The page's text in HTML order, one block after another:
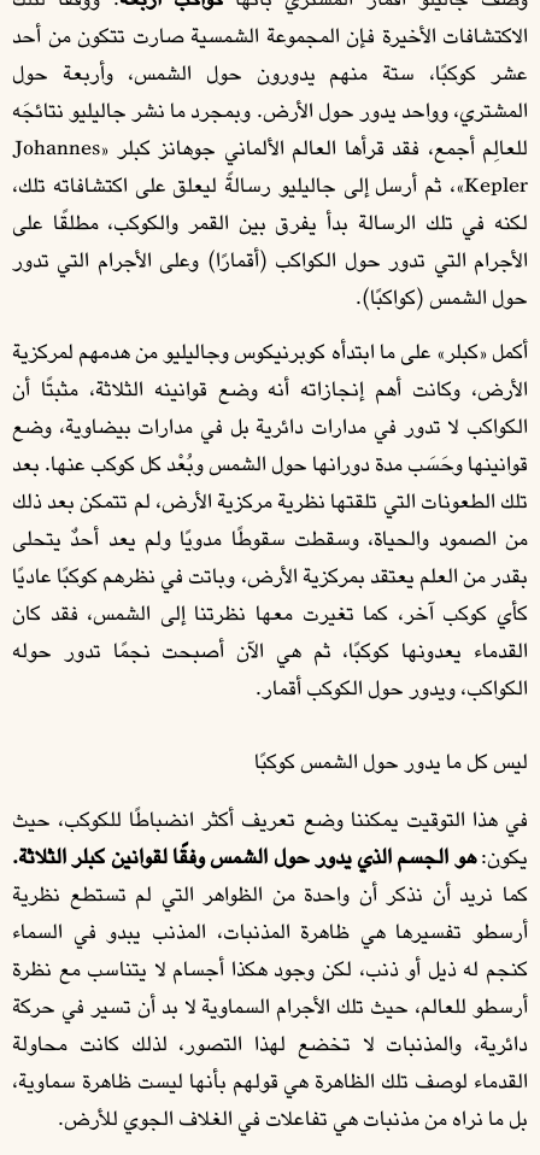
الاكتشافات الأخيرة فإن المجموعة الشمسية صارت تتكون من أحد
عشر كوكبًا، ستة منهم يدورون حول الشمس، وأربعة حول
المشتري، وواحد يدور حول الأرض. وبمجرد ما نشر جاليليو نتائجَه
للعالِم أجمع، فقد قرأها العالم الألماني جوهانز كبلر «Johannes
Kepler»، ثم أرسل إلى جاليليو رسالةً ليعلق على اكتشافاته تلك،
لكنه في تلك الرسالة بدأ يفرق بين القمر والكوكب، مطلقًا على
الأجرام التي تدور حول الكواكب (أقمارًا) وعلى الأجرام التي تدور
حول الشمس (كواكبًا).
أكمل «كبلر» على ما ابتدأه كوبرنيكوس وجاليليو من هدمهم لمركزية
الأرض، وكانت أهم إنجازاته أنه وضع قوانينه الثلاثة، مثبتًا أن
الكواكب لا تدور في مدارات دائرية بل في مدارات بيضاوية، وضع
قوانينها وحَسَب مدة دورانها حول الشمس وبُعْد كل كوكب عنها. بعد
تلك الطعونات التي تلقتها نظرية مركزية الأرض، لم تتمكن بعد ذلك
من الصمود والحياة، وسقطت سقوطًا مدويًا ولم يعد أحدٌ يتحلى
بقدر من العلم يعتقد بمركزية الأرض، وباتت في نظرهم كوكبًا عاديًا
كأي كوكب آخر، كما تغيرت معها نظرتنا إلى الشمس، فقد كان
القدماء يعدونها كوكبًا، ثم هي الآن أصبحت نجمًا تدور حوله
الكواكب، ويدور حول الكوكب أقمار.
ليس كل ما يدور حول الشمس كوكبًا
في هذا التوقيت يمكننا وضع تعريف أكثر انضباطًا للكوكب، حيث
يكون:هو الجسم الذي يدور حول الشمس وفقًا لقوانين كبلر الثلاثة.
كما نريد أن نذكر أن واحدة من الظواهر التي لم تستطع نظرية
أرسطو تفسيرها هي ظاهرة المذنبات، المذنب يبدو في السماء
كنجم له ذيل أو ذنب، لكن وجود هكذا أجسام لا يتناسب مع نظرة
أرسطو للعالم، حيث تلك الأجرام السماوية لا بد أن تسير في حركة
دائرية، والمذنبات لا تخضع لهذا التصور، لذلك كانت محاولة
القدماء لوصف تلك الظاهرة هي قولهم بأنها ليست ظاهرة سماوية،
بل ما نراه من مذنبات هي تفاعلات في الغلاف الجوي للأرض.